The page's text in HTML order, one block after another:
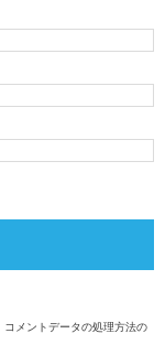
コメントデータの処理方法の